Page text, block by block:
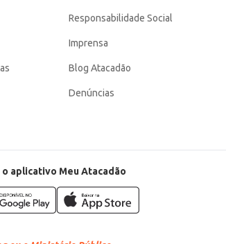
Responsabilidade Social
Imprensa
Blog Atacadão
Denúncias
o aplicativo Meu Atacadão